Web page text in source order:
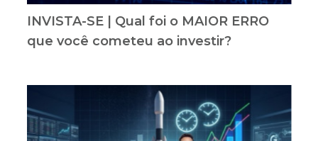
INVISTA-SE | Qual foi o MAIOR ERRO
que você cometeu ao investir?